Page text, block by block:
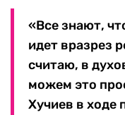
«Все знают,
идет вразрез
считаю, в
можем это
Хучиев в ходе